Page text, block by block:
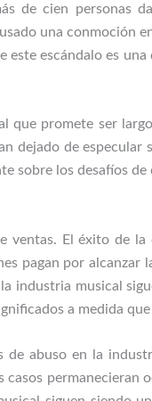
de cien personas
una conmoción
escándalo es una
promete ser
dejado de especular
sobre los desafíos
ventas. El éxito de
pagan por alcanzar
industria musical
a medida
de abuso en la
permanecieran